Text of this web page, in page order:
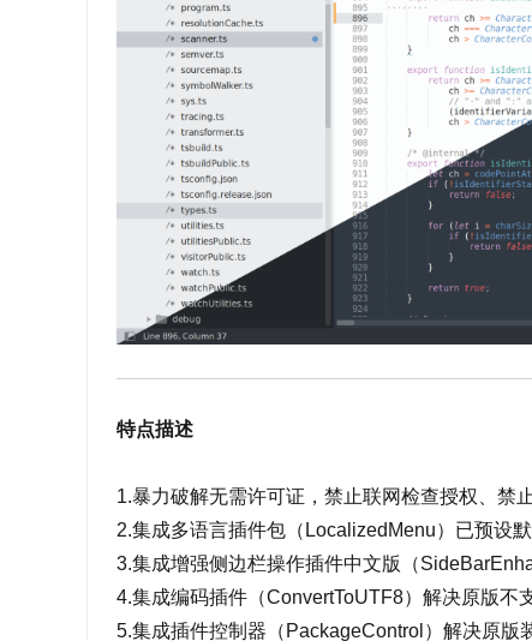
特点描述
1.暴力破解无需许可证，禁止联网检查授权、禁
2.集成多语言插件包（LocalizedMenu）已预设
3.集成增强侧边栏操作插件中文版（
4.集成编码插件（ConvertToUTF8）解决原版不
5.集成插件控制器（PackageControl）解决原版